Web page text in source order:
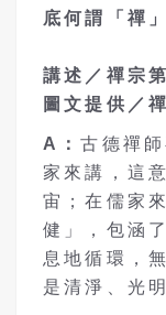
底何謂「禪
講述／禪宗
圖文提供／
A：古德禪
家來講，這
宙；在儒家
健」，包涵
息地循環，
是清淨、光